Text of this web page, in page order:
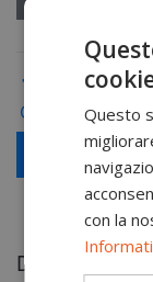
GL16
Scopri le
Descrizione
Questo
con la